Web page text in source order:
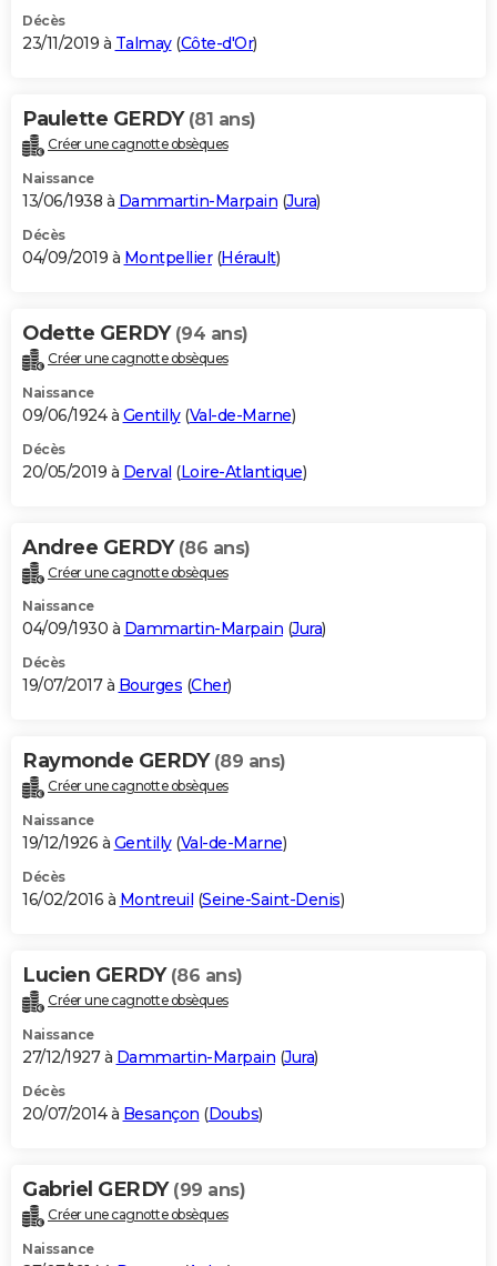
Décès
23/11/2019 à Talmay(Côte-d'Or)
Paulette GERDY (81 ans)
Créer une cagnotte obsèques
Naissance
13/06/1938 à Dammartin-Marpain (Jura)
Décès
04/09/2019 à Montpellier(Hérault)
Odette GERDY (94 ans)
Créer une cagnotte obsèques
Naissance
09/06/1924 à Gentilly(Val-de-Marne)
Décès
20/05/2019 à Derval (Loire-Atlantique)
Andree GERDY (86 ans)
Créer une cagnotte obsèques
Naissance
04/09/1930 à Dammartin-Marpain (Jura)
Décès
19/07/2017 à Bourges (Cher)
Raymonde GERDY (89 ans)
Créer une cagnotte obsèques
Naissance
19/12/1926 à Gentilly(Val-de-Marne)
Décès
16/02/2016 à Montreuil (Seine-Saint-Denis)
Lucien GERDY (86 ans)
Créer une cagnotte obsèques
Naissance
27/12/1927 à Dammartin-Marpain (Jura)
Décès
20/07/2014 à Besançon (Doubs)
Gabriel GERDY (99 ans)
Créer une cagnotte obsèques
Naissance